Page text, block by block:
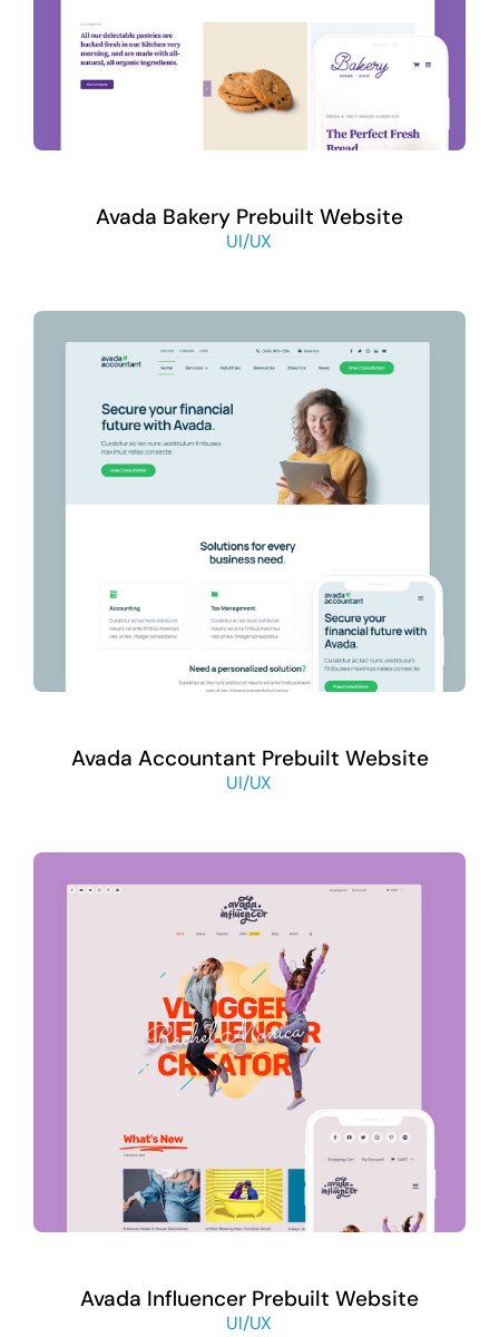
Avada Bakery Prebuilt Website
UI/UX
Avada Accountant Prebuilt Website
UI/UX
Avada Influencer Prebuilt Website
UI/UX